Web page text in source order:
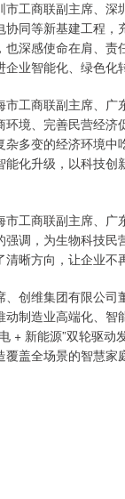
市工商联副主席、
协同等新基建工程
也深感使命在肩、
业智能化、绿色化
市工商联副主席、
环境、完善民营经
杂多变的经济环境中
能化升级，以科技
市工商联副主席、
强调，为生物科技
晰方向，让企业不
、创维集团有限公
动制造业高端化、
+ 新能源”双轮驱
覆盖全场景的智慧家